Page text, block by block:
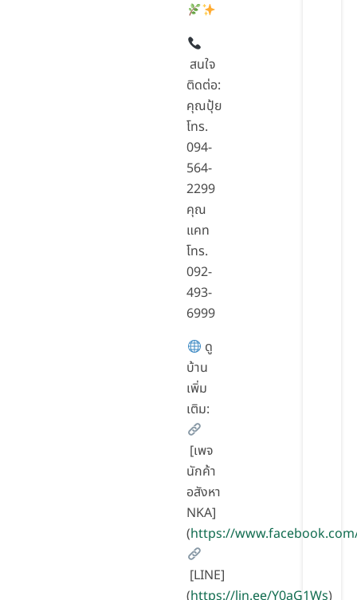
สนใจ
ติดต่อ:
คุณปุ้ย
โทร.
094-
564-
2299
คุณ
แคท
โทร.
092-
493-
6999
ดู
บ้าน
เพิ่ม
เติม:
[เพจ
นักค้า
อสังหา
NKA]
(https://
[LINE]
(https://lin.ee/Y0aG1Ws)